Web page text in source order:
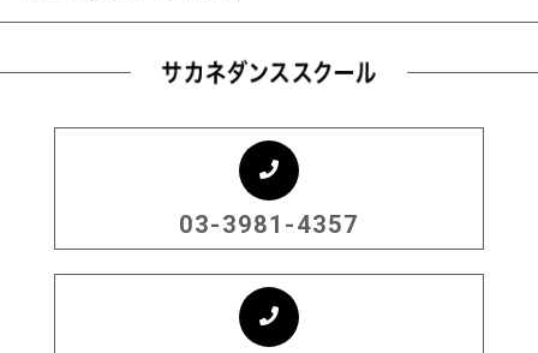
03-3981-4357